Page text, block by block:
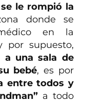
le rompió la
donde se
en la
por supuesto,
a una sala de
bebé, es por
entre todos y
a todo